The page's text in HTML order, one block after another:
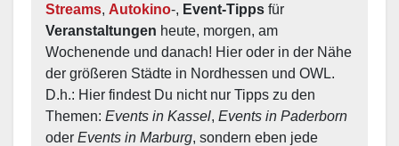
Streams, Autokino-, Event-Tipps
Veranstaltungen heute, morgen, am
Wochenende und danach! Hier oder in der Nähe
der größeren Städte in Nordhessen und OWL.
D.h.: Hier findest Du nicht nur Tipps zu den
Themen: Events in Kassel, Events in Paderborn
oder Events in Marburg, sondern eben jede